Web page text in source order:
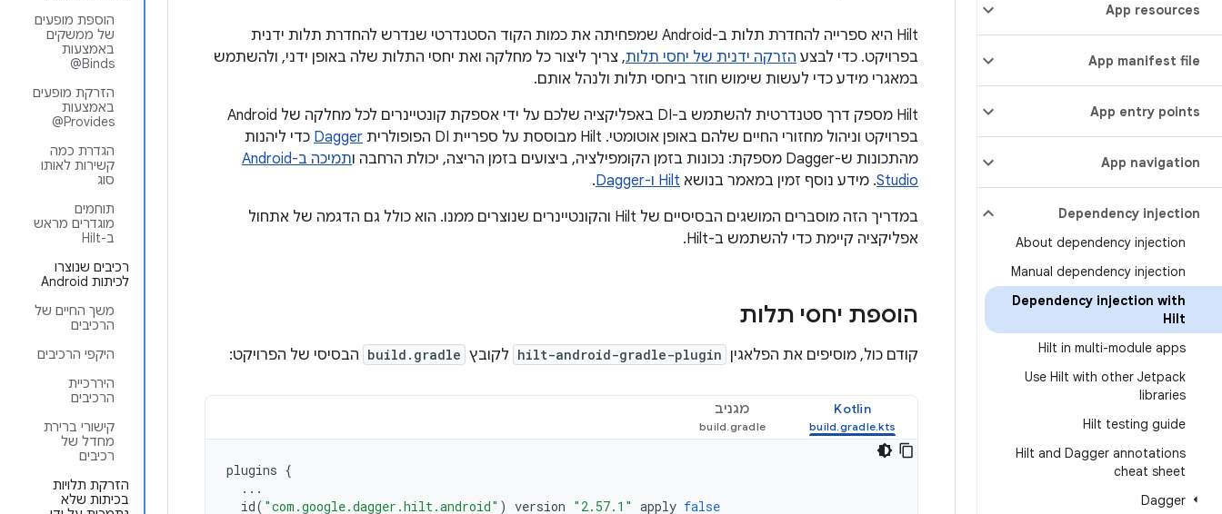
App resources
App manifest file
App entry points
App navigation
Dependency injection
About dependency injection
Manual dependency injection
Dependency injection with
Hilt
Hilt in multi-module apps
Use Hilt with other Jetpack
libraries
Hilt testing guide
Hilt and Dagger annotations
cheat sheet
Dagger
הוספת מופעים
של ממשקים
@Binds
הזרקת מופעים
@Provides
הגדרת כמה
קשירות לאותו
סוג
תוחמים
מוגדרים מראש
ב-Hilt
רכיבים שנוצרו
לכיתות Android
משך החיים של
הרכיבים
היקפי הרכיבים
היררכיית
הרכיבים
קישורי ברירת
מחדל של
רכיבים
הזרקת תלויות
בכיתות שלא
‫Hilt היא ספרייה להחדרת תלות ב-Android שמפחיתה את כמות הקוד הסטנדרטי שנדרש להחדרת תלות ידנית
בפרויקט. כדי לבצע הזרקה ידנית של יחסי תלות, צריך ליצור כל מחלקה ואת יחסי התלות שלה באופן ידני, ולהשתמש
במאגרי מידע כדי לעשות שימוש חוזר ביחסי תלות ולנהל אותם.
‫Hilt מספק דרך סטנדרטית להשתמש ב-DI באפליקציה שלכם על ידי אספקת קונטיינרים לכל מחלקה של Android
בפרויקט וניהול מחזורי החיים שלהם באופן אוטומטי. ‫Hilt מבוססת על ספריית DI הפופולרית
Dagger כדי ליהנות
מהתכונות ש-Dagger מספקת: נכונות בזמן הקומפילציה, ביצועים בזמן הריצה, יכולת הרחבה ו
תמיכה ב-Android
Studio. מידע נוסף זמין במאמר בנושא Hilt ו-Dagger
.
במדריך הזה מוסברים המושגים הבסיסיים של Hilt והקונטיינרים שנוצרים ממנו. הוא כולל גם הדגמה של אתחול
אפליקציה קיימת כדי להשתמש ב-Hilt.
הוספת יחסי תלות
קודם כול, מוסיפים את הפלאגין hilt-android-gradle-plugin לקובץ build.gradle הבסיסי של הפרויקט:
Kotlin מגניב
plugins {
...
id( "com.google.dagger.hilt.android" ) version "2.57.1" apply false